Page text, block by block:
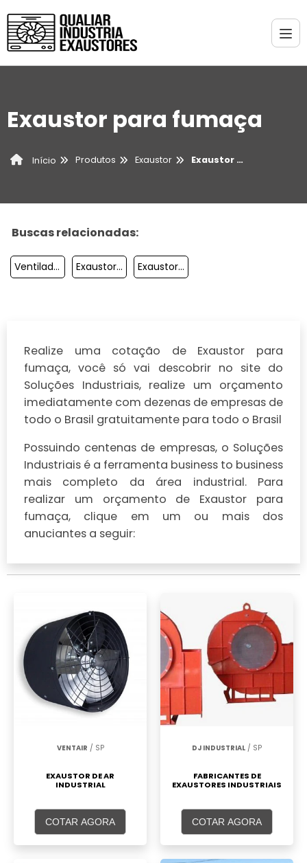
Exaustor para fumaça
Início Produtos Exaustor Exaustor para fumaça
Buscas relacionadas:
Ventilador Centrífugo Duplo Exaustor Elétrico Exaustor Eólico Residencial
Realize uma cotação de Exaustor para
fumaça, você só vai descobrir no site do
Soluções Industriais, realize um orçamento
imediatamente com dezenas de empresas de
todo o Brasil gratuitamente para todo o Brasil
Possuindo centenas de empresas, o Soluções
Industriais é a ferramenta business to business
mais completo da área industrial. Para
realizar um orçamento de Exaustor para
fumaça, clique em um ou mais dos
anuciantes a seguir:
VENTAIR / SP
EXAUSTOR DE AR
INDUSTRIAL
COTAR AGORA
DJ INDUSTRIAL / SP
FABRICANTES DE
EXAUSTORES INDUSTRIAIS
COTAR AGORA